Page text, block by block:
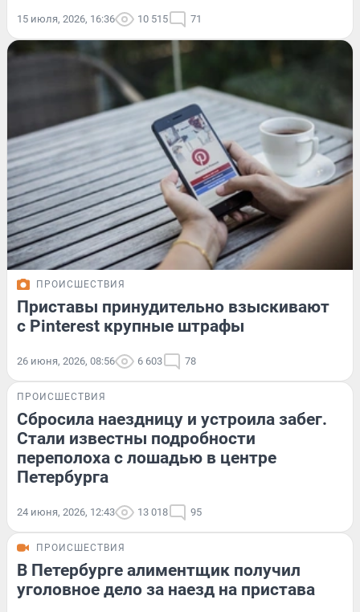
15 июля, 2026, 16:36 10 515 71
ПРОИСШЕСТВИЯ
Приставы принудительно взыскивают
с Pinterest крупные штрафы
26 июня, 2026, 08:56 6 603 78
ПРОИСШЕСТВИЯ
Сбросила наездницу и устроила забег.
Стали известны подробности
переполоха с лошадью в центре
Петербурга
24 июня, 2026, 12:43 13 018 95
ПРОИСШЕСТВИЯ
В Петербурге алиментщик получил
уголовное дело за наезд на пристава